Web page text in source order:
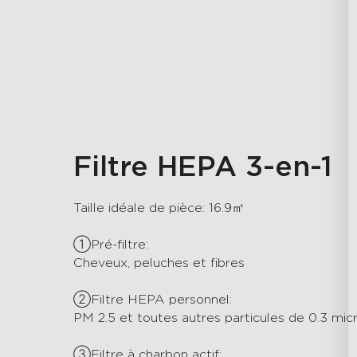
Filtre HEPA 3-en-1
Taille idéale de pièce: 16.9㎡
①Pré-filtre:
Cheveux, peluches et fibres
②Filtre HEPA personnel:
PM 2.5 et toutes autres particules de 0.3